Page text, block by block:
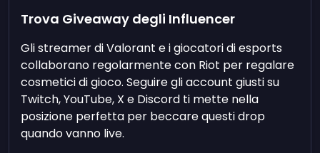
Trova Giveaway degli Influencer
Gli streamer di Valorant e i giocatori di esports
collaborano regolarmente con Riot per regalare
cosmetici di gioco. Seguire gli account giusti su
Twitch, YouTube, X e Discord ti mette nella
posizione perfetta per beccare questi drop
quando vanno live.